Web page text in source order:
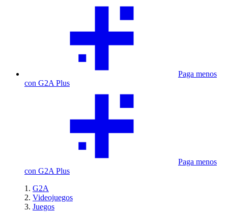
Paga menos
con G2A Plus
Paga menos
con G2A Plus
G2A
Videojuegos
Juegos